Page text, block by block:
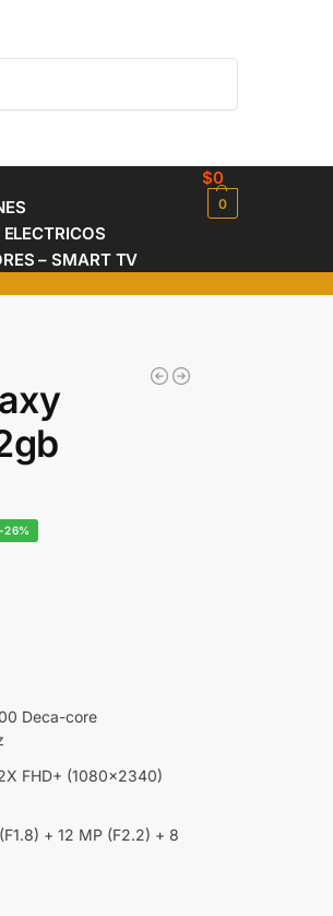
– SMART TV
$0
0
-26%
Deca-core
FHD+ (1080×2340)
+ 12 MP (F2.2) + 8